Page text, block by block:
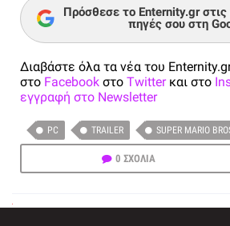
Πρόσθεσε το Enternity.gr στις
πηγές σου στη
Διαβάστε όλα τα νέα του
στο Facebook στο Twitterκαι στο
εγγραφή στο Newsletter
PC TRAILER SUPER MARIO
0 ΣΧΟΛΙΑ